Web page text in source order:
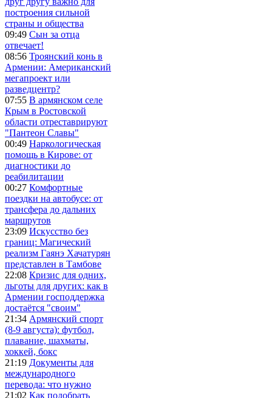
построения сильной
страны и общества
09:49 Сын за отца
отвечает!
08:56 Троянский конь в
Армении: Американский
мегапроект или
разведцентр?
07:55 В армянском селе
Крым в Ростовской
области отреставрируют
"Пантеон Славы"
00:49 Наркологическая
помощь в Кирове: от
диагностики до
реабилитации
00:27 Комфортные
поездки на автобусе: от
трансфера до дальних
маршрутов
23:09 Искусство без
границ: Магический
реализм Гаянэ Хачатурян
представлен в Тамбове
22:08 Кризис для одних,
льготы для других: как в
Армении господдержка
достаётся "своим"
21:34 Армянский спорт
(8-9 августа): футбол,
плавание, шахматы,
хоккей, бокс
21:19 Документы для
международного
перевода: что нужно
21:02 Как подобрать